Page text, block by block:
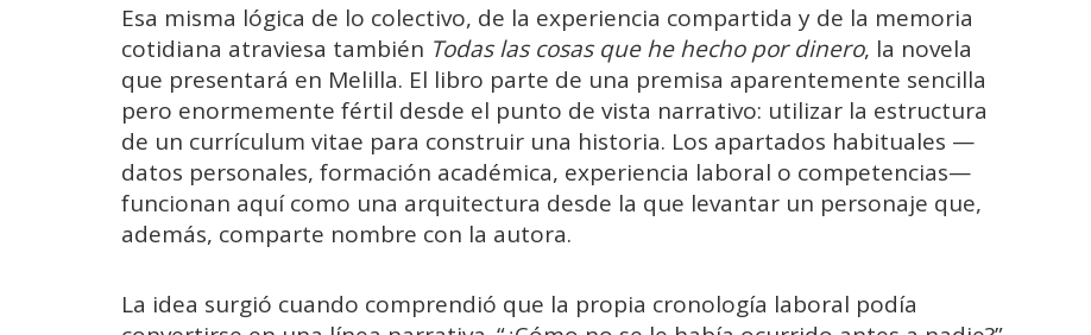
Esa misma lógica de lo colectivo, de la experiencia compartida y de la memoria
cotidiana atraviesa también Todas las cosas que he hecho por dinero, la novela
que presentará en Melilla. El libro parte de una premisa aparentemente sencilla
pero enormemente fértil desde el punto de vista narrativo: utilizar la estructura
de un currículum vitae para construir una historia. Los apartados habituales —
datos personales, formación académica, experiencia laboral o competencias—
funcionan aquí como una arquitectura desde la que levantar un personaje que,
además, comparte nombre con la autora.
La idea surgió cuando comprendió que la propia cronología laboral podía